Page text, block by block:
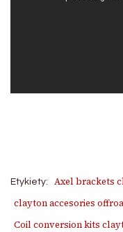
Etykiety: Axel brackets
clayton accesories
Coil conversion kits